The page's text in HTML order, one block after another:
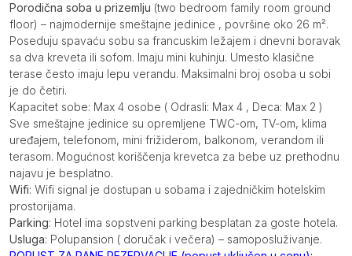
Porodična soba u prizemlju (two bedroom family room ground
floor) – najmodernije smeštajne jedinice , površine oko 26 m².
Poseduju spavaću sobu sa francuskim ležajem i dnevni boravak
sa dva kreveta ili sofom. Imaju mini kuhinju. Umesto klasične
terase često imaju lepu verandu. Maksimalni broj osoba u sobi
je do četiri.
Kapacitet sobe: Max 4 osobe ( Odrasli: Max 4 , Deca: Max 2 )
Sve smeštajne jedinice su opremljene TWC-om, TV-om, klima
uređajem, telefonom, mini frižiderom, balkonom, verandom ili
terasom. Mogućnost koriščenja krevetca za bebe uz prethodnu
najavu je besplatno.
Wifi: Wifi signal je dostupan u sobama i zajedničkim hotelskim
prostorijama.
Parking: Hotel ima sopstveni parking besplatan za goste hotela.
Usluga: Polupansion ( doručak i večera) – samoposluživanje.